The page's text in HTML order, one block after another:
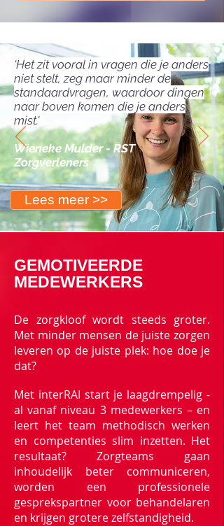
‘Het zit vooral in vragen die je anders
niet stelt, zeg maar minder de
standaardvragen, waardoor dingen
naar boven komen die je anders
mist.'
Wieneke Mulder - RST
Zorgverleners
Lees meer >>
GEMOTIVEERDE
MEDEWERKERS
De zorgkloof wordt steeds groter.
Met minder mensen de juiste zorgen
leveren op de juiste plek: hoe doe je
dat?
Met interRAI start je laagdrempelig -
al vanaf niveau 3 medewerkers – en
leert het team methodisch werken
en competenties slim inzetten. Het
resultaat? Zorgteams gaan
inhoudelijk beter communiceren,
worden een professionele
gesprekspartner voor behandelaren
en krijgen grotere zelfstandigheid.